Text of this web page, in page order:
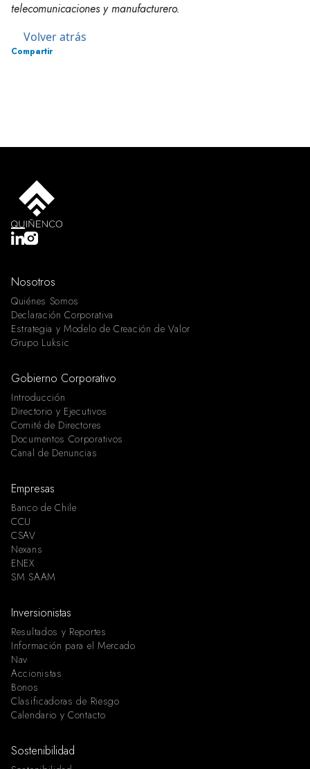
telecomunicaciones y manufacturero.
Volver atrás
Compartir
Nosotros
Quiénes Somos
Declaración Corporativa
Estrategia y Modelo de Creación de Valor
Grupo Luksic
Gobierno Corporativo
Introducción
Directorio y Ejecutivos
Comité de Directores
Documentos Corporativos
Canal de Denuncias
Empresas
Banco de Chile
CCU
CSAV
Nexans
ENEX
SM SAAM
Inversionistas
Resultados y Reportes
Información para el Mercado
Nav
Accionistas
Bonos
Clasificadoras de Riesgo
Calendario y Contacto
Sostenibilidad